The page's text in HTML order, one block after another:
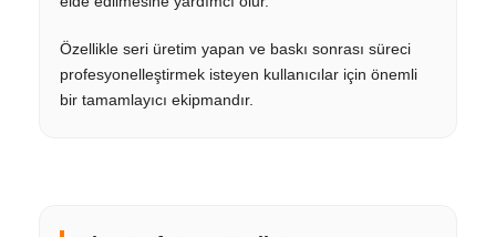
Özellikle seri üretim yapan ve baskı sonrası süreci
profesyonelleştirmek isteyen kullanıcılar için önemli
bir tamamlayıcı ekipmandır.